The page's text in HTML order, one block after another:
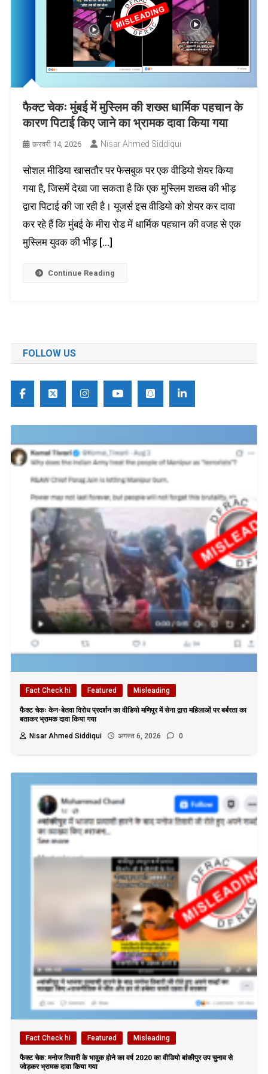
फैक्ट चेकः मुंबई में मुस्लिम की शख्स धार्मिक पहचान के
कारण पिटाई किए जाने का भ्रामक दावा किया गया
फ़रवरी 14, 2026 Nisar Ahmed Siddiqui
सोशल मीडिया खासतौर पर फेसबुक पर एक वीडियो शेयर किया
गया है, जिसमें देखा जा सकता है कि एक मुस्लिम शख्स की भीड़
द्वारा पिटाई की जा रही है। यूजर्स इस वीडियो को शेयर कर दावा
कर रहे हैं कि मुंबई के मीरा रोड में धार्मिक पहचान की वजह से एक
मुस्लिम युवक की भीड़ […]
Continue Reading
FOLLOW US
Fact Check hi Featured Misleading
फैक्ट चेकः केन-बेतवा विरोध प्रदर्शन का वीडियो मणिपुर में सेना द्वारा महिलाओं पर बर्बरता का
बताकर भ्रामक दावा किया गया
Nisar Ahmed Siddiqui
अगस्त 6, 2026 0
Fact Check hi Featured Misleading
फैक्ट चेक: मनोज तिवारी के भावुक होने का वर्ष 2020 का वीडियो बांकीपुर उप चुनाव से
जोड़कर भ्रामक दावा किया गया